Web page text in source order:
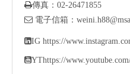
傳真：02-26471855
 電子信箱：
IG https://
YThttps://